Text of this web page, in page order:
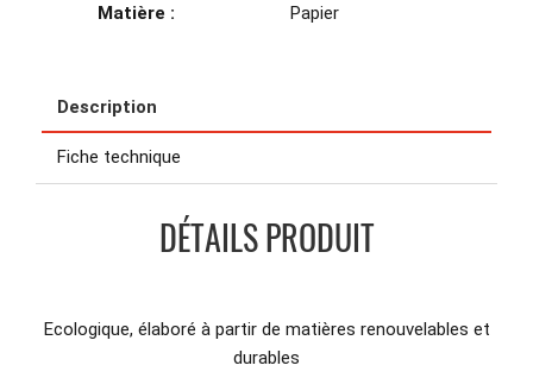
Matière : Papier
Description
Fiche technique
DÉTAILS PRODUIT
Ecologique, élaboré à partir de matières renouvelables et
durables